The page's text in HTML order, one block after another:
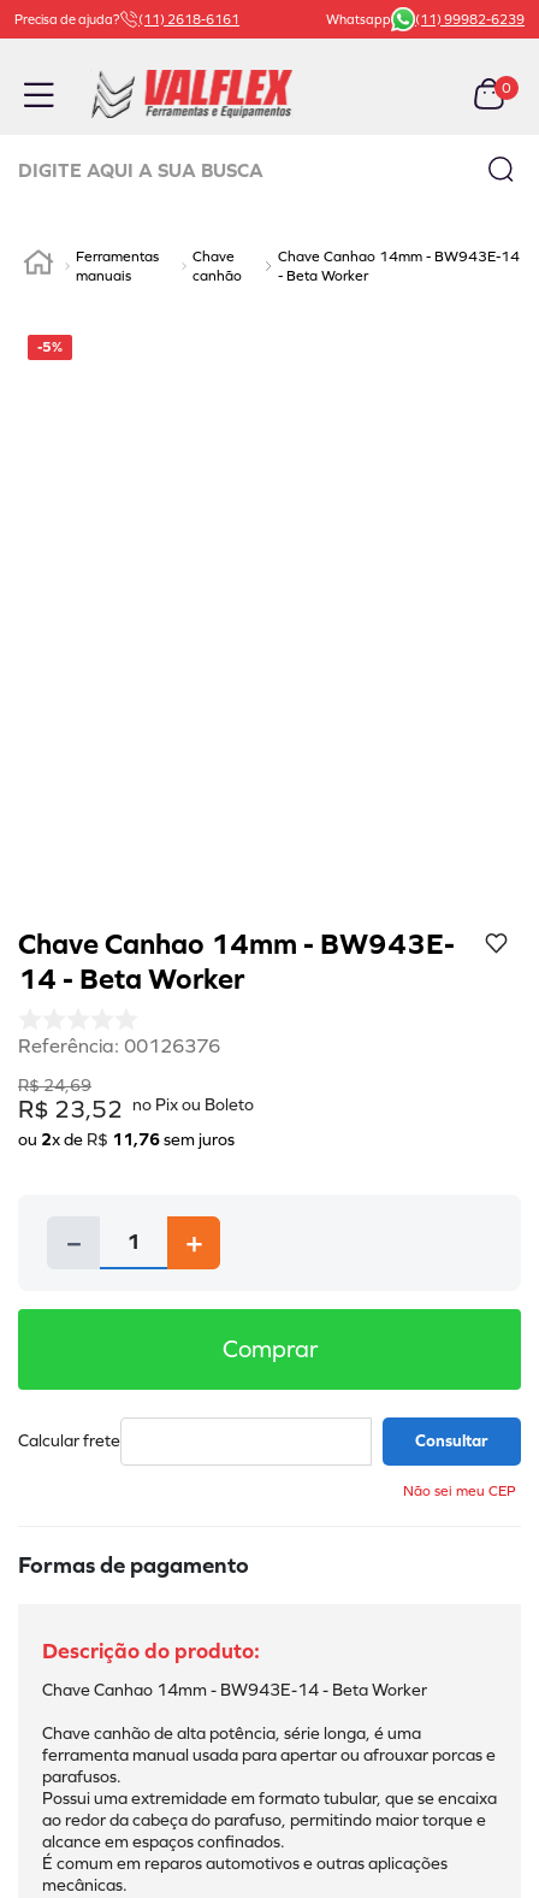
Precisa de ajuda? (11) 2618-6161 Whatsapp (11) 99982-6239
0
Ferramentas
manuais
Chave
canhão
Chave Canhao 14mm - BW943E-14
- Beta Worker
-5%
Chave Canhao 14mm - BW943E-
14 - Beta Worker
Referência: 00126376
R$24,69
R$ 23,52
ou 2x de R$ 11,76sem juros
＋
－
Comprar
Não sei meu CEP
Formas de pagamento
Chave Canhao 14mm - BW943E-14 - Beta Worker
Chave canhão de alta potência, série longa, é uma
ferramenta manual usada para apertar ou afrouxar porcas e
parafusos.
Possui uma extremidade em formato tubular, que se encaixa
ao redor da cabeça do parafuso, permitindo maior torque e
alcance em espaços confinados.
É comum em reparos automotivos e outras aplicações
mecânicas.
1º
carrinho ferramenta
3 º
bachert